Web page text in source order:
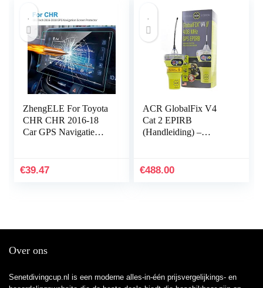
ZhengELE For Toyota
CHR CHR 2016-18
Car GPS Navigatie
Interieur Auto-
€39.47
ACR GlobalFix V4
Cat 2 EPIRB
(Handleiding) –
€488.00
Over ons
Senetdivingcup.nl is een moderne alles-in-één prijsvergelijkings- en